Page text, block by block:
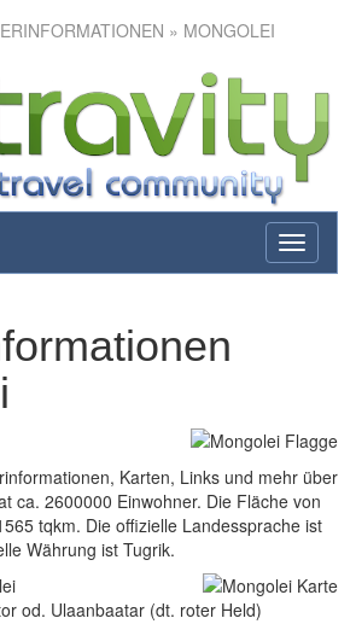
» MONGOLEI
toggle
Karten, Links und mehr über
ca. 2600000 Einwohner. Die Fläche von
tqkm. Die offizielle Landessprache ist
Währung ist Tugrik.
od. Ulaanbaatar (dt. roter Held)